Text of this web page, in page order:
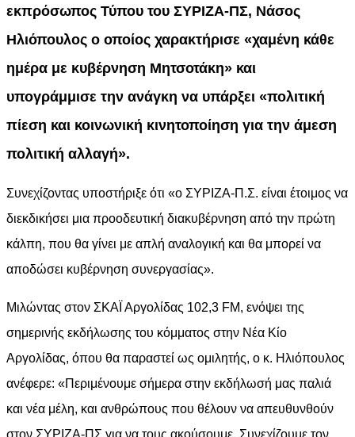
εκπρόσωπος Τύπου του ΣΥΡΙΖΑ-ΠΣ, Νάσος
Ηλιόπουλος ο οποίος χαρακτήρισε «χαμένη κάθε
ημέρα με κυβέρνηση Μητσοτάκη» και
υπογράμμισε την ανάγκη να υπάρξει «πολιτική
πίεση και κοινωνική κινητοποίηση για την άμεση
πολιτική αλλαγή».
Συνεχίζοντας υποστήριξε ότι «ο ΣΥΡΙΖΑ-Π.Σ. είναι έτοιμος να
διεκδικήσει μια προοδευτική διακυβέρνηση από την πρώτη
κάλπη, που θα γίνει με απλή αναλογική και θα μπορεί να
αποδώσει κυβέρνηση συνεργασίας».
Μιλώντας στον ΣΚΑΪ Αργολίδας 102,3 FM, ενόψει της
σημερινής εκδήλωσης του κόμματος στην Νέα Κίο
Αργολίδας, όπου θα παραστεί ως ομιλητής, ο κ. Ηλιόπουλος
ανέφερε: «Περιμένουμε σήμερα στην εκδήλωσή μας παλιά
και νέα μέλη, και ανθρώπους που θέλουν να απευθυνθούν
στον ΣΥΡΙΖΑ-ΠΣ για να τους ακούσουμε. Συνεχίζουμε τον